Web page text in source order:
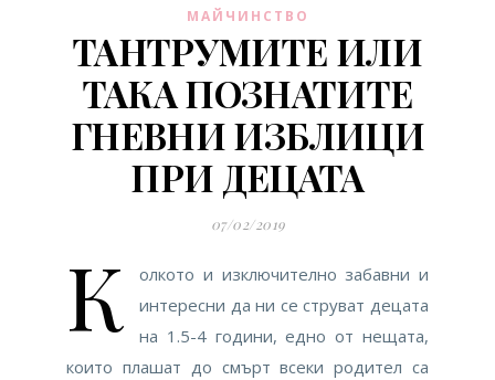
МАЙЧИНСТВО
ТАНТРУМИТЕ ИЛИ
ТАКА ПОЗНАТИТЕ
ГНЕВНИ ИЗБЛИЦИ
ПРИ ДЕЦАТА
07/02/2019
К
олкото и изключително забавни и
интересни да ни се струват децата
на 1.5-4 години, едно от нещата,
които плашат до смърт всеки родител са